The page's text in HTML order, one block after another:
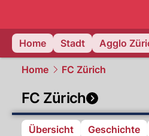
Home
Stadt Agglo
Home FC Zürich
FC Zürich
Übersicht Geschichte